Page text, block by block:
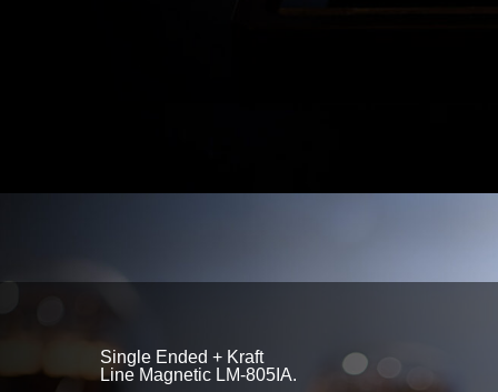
Single Ended + Kraft
Line Magnetic LM-805IA.